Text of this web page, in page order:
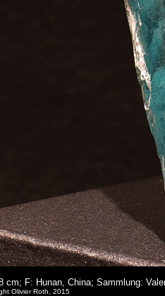
cm; F: Hunan, China; Sammlung:
Olivier Roth, 2015